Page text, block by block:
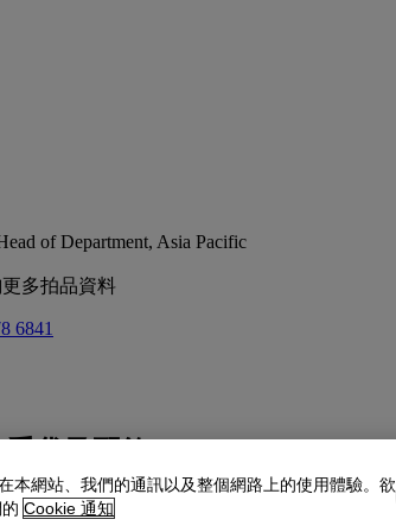
of Department, Asia Pacific
多拍品資料
6841
本網站、我們的通訊以及整個網路上的使用體驗。欲
Cookie 通知